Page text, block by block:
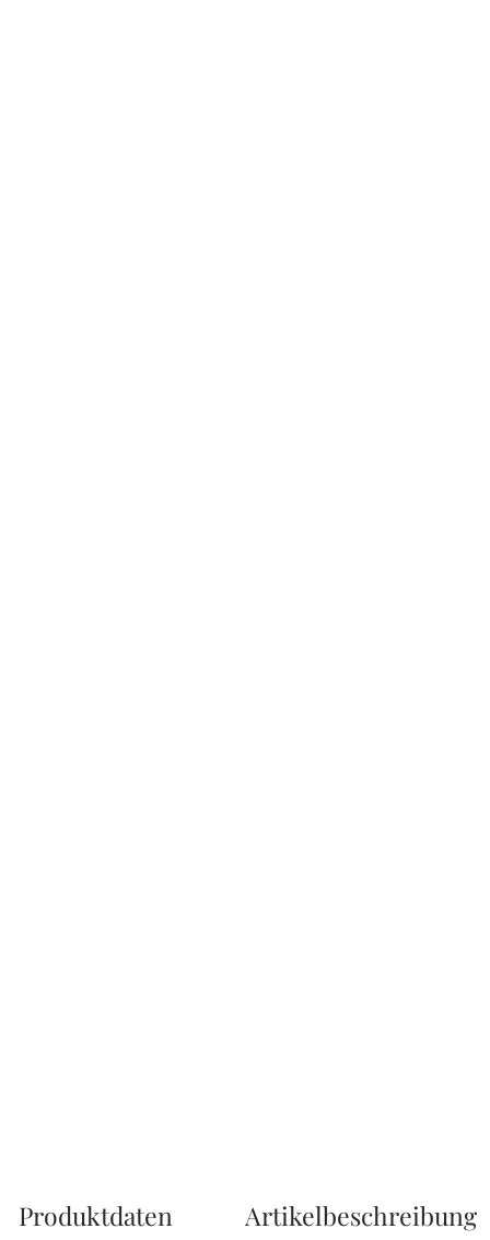
Produktdaten Artikelbeschreibung